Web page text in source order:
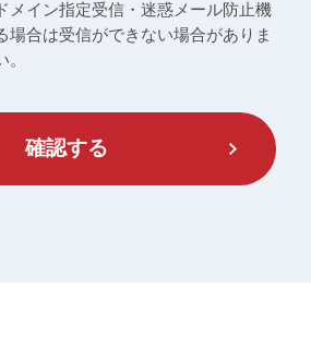
メイン指定受信・迷惑メール防止機
場合は受信ができない場合がありま
確認する